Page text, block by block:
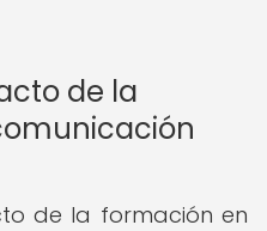
de la
de la formación en